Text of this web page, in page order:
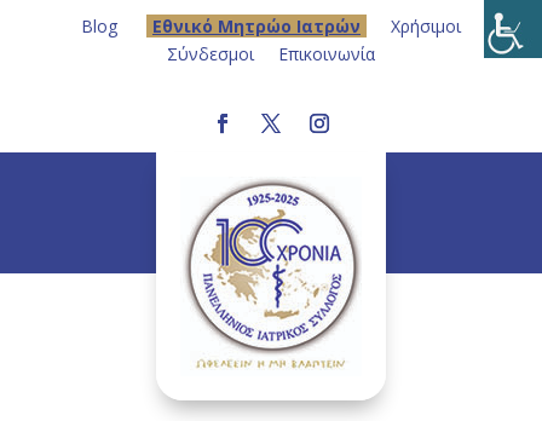
Blog Eθνικό Μητρώο Ιατρών
Χρήσιμοι
Σύνδεσμοι
Επικοινωνία